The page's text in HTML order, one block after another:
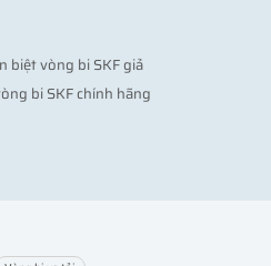
biệt vòng bi SKF giả
bi SKF chính hãng